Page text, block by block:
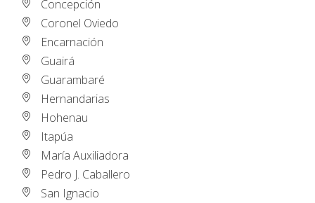
Concepción
Coronel Oviedo
Encarnación
Guairá
Guarambaré
Hernandarias
Hohenau
Itapúa
María Auxiliadora
Pedro J. Caballero
San Ignacio